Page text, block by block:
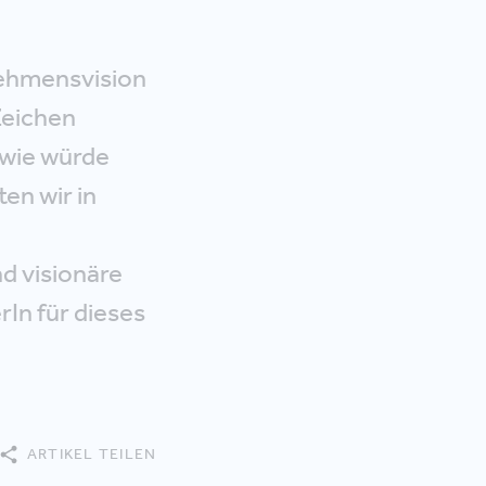
würde
wir in
visionäre
für dieses
ARTIKEL TEILEN